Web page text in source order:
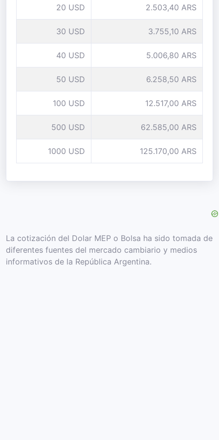
20 USD 2.503,40 ARS
30 USD 3.755,10 ARS
40 USD 5.006,80 ARS
50 USD 6.258,50 ARS
100 USD 12.517,00 ARS
500 USD 62.585,00 ARS
1000 USD 125.170,00 ARS
La cotización del Dolar MEP o Bolsa ha sido tomada de
diferentes fuentes del mercado cambiario y medios
informativos de la República Argentina.